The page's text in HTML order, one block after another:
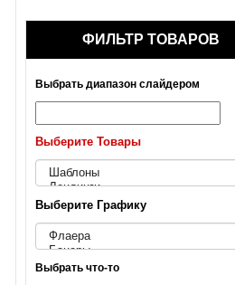
ФИЛЬТР ТОВАРОВ
Выбрать диапазон слайдером
Выберите Товары
Выберите Графику
Выбрать что-то